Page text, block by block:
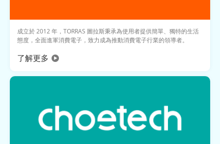
成立於 2012 年，TORRAS 圖拉斯秉承為使用者提供簡單、獨特的生活
態度，全面進軍消費電子，致力成為推動消費電子行業的領導者。
了解更多